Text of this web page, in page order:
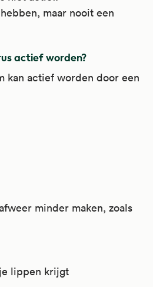
maar nooit een
actief worden?
kan actief worden door een
minder maken, zoals
lippen krijgt